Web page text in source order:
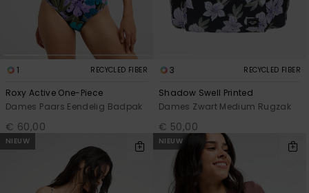
1 RECYCLED FIBER
Roxy Active One-Piece
Dames Paars Eendelig Badpak
€ 60,00
3 RECYCLED FIBER
Shadow Swell Printed
Dames Zwart Medium Rugzak
€ 50,00
NIEUW NIEUW